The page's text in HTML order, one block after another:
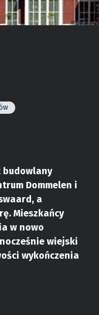
budowlany
Dommelen i
a
Mieszkańcy
w nowo
wiejski
wykończenia